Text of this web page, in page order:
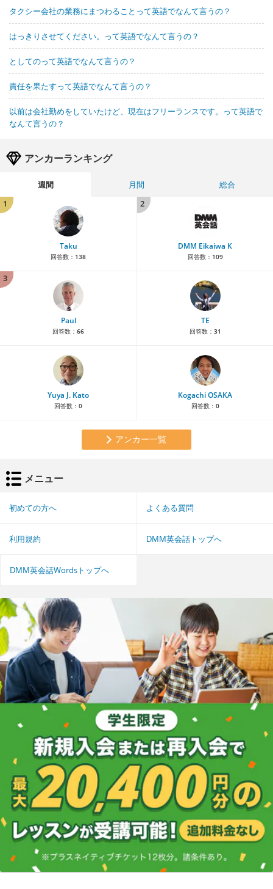
タクシー会社の業務にまつわることって英語でなんて言うの？
はっきりさせてください。って英語でなんて言うの？
としてのって英語でなんて言うの？
責任を果たすって英語でなんて言うの？
以前は会社勤めをしていたけど、現在はフリーランスです。って英語で
なんて言うの？
アンカーランキング
週間 月間
総合
1
Taku
回答数： 138
2
DMM Eikaiwa K
回答数： 109
3
Paul
回答数： 66
TE
回答数： 31
Yuya J. Kato
回答数： 0
Kogachi OSAKA
回答数： 0
アンカー一覧
メニュー
初めての方へ よくある質問
利用規約 DMM英会話トップへ
DMM英会話Wordsトップへ